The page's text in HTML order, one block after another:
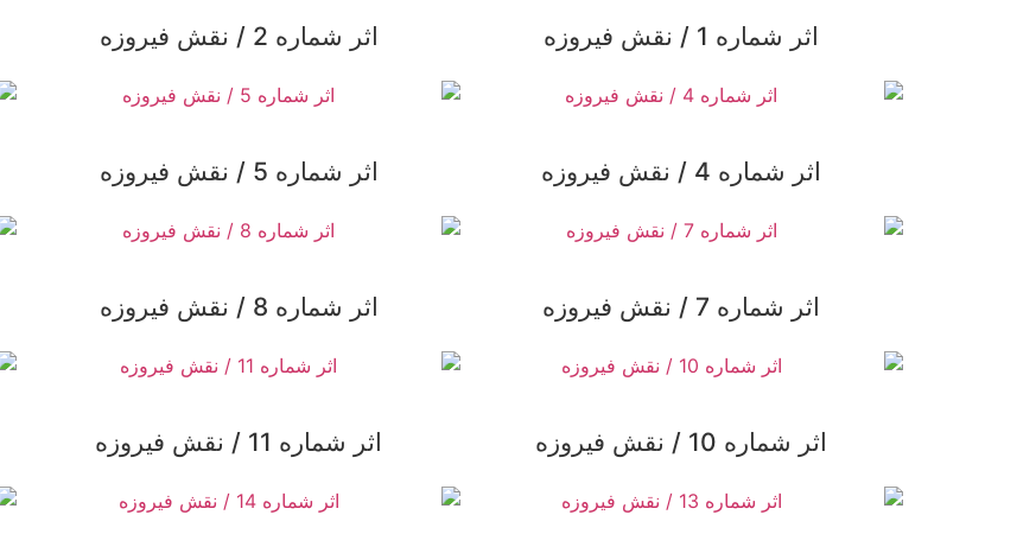
اثر شماره 1 / نقش فیروزه اثر شماره 2 / نقش فیروزه
اثر شماره 4 / نقش فیروزه اثر شماره 5 / نقش فیروزه
اثر شماره 7 / نقش فیروزه اثر شماره 8 / نقش فیروزه
اثر شماره 10 / نقش فیروزه اثر شماره 11 / نقش فیروزه